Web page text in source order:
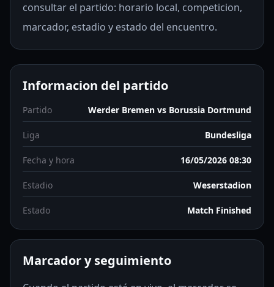
consultar el partido: horario local, competicion,
marcador, estadio y estado del encuentro.
Informacion del partido
Partido Werder Bremen vs Borussia Dortmund
Liga Bundesliga
Fecha y hora 16/05/2026 08:30
Estadio Weserstadion
Estado Match Finished
Marcador y seguimiento